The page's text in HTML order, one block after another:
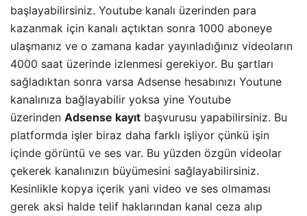
başlayabilirsiniz. Youtube kanalı üzerinden para
kazanmak için kanalı açtıktan sonra 1000 aboneye
ulaşmanız ve o zamana kadar yayınladığınız videoların
4000 saat üzerinde izlenmesi gerekiyor. Bu şartları
sağladıktan sonra varsa Adsense hesabınızı Youtune
kanalınıza bağlayabilir yoksa yine Youtube
üzerinden Adsense kayıt başvurusu yapabilirsiniz. Bu
platformda işler biraz daha farklı işliyor çünkü işin
içinde görüntü ve ses var. Bu yüzden özgün videolar
çekerek kanalınızın büyümesini sağlayabilirsiniz.
Kesinlikle kopya içerik yani video ve ses olmaması
gerek aksi halde telif haklarından kanal ceza alıp